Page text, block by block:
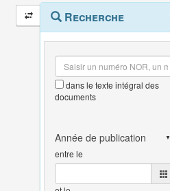
Navigation
et
outils
annexes
Menu
contextuel
Recherche
dans le texte intégral des
documents
entre le